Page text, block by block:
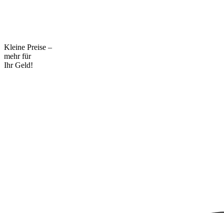
Kleine Preise –
mehr für
Ihr Geld!